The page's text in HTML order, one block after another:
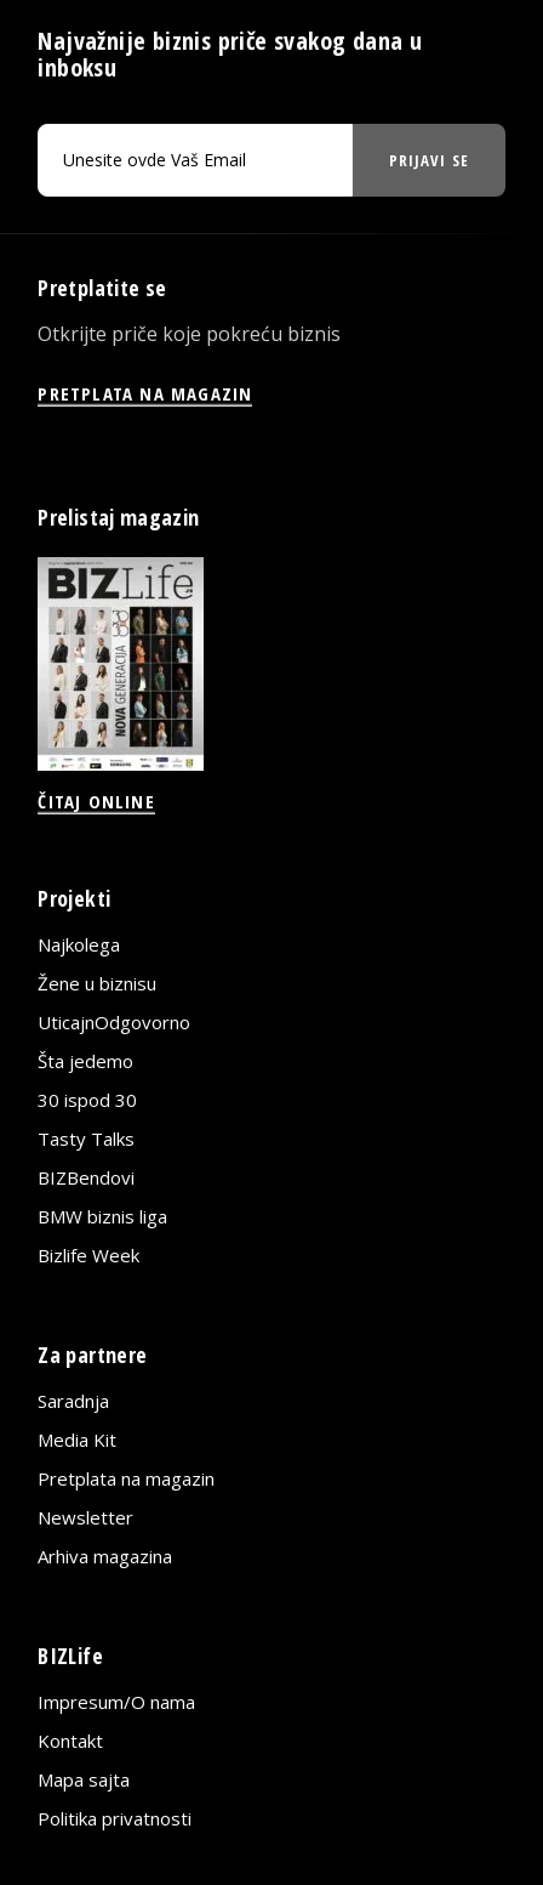
Najvažnije biznis priče svakog dana u
inboksu
PRIJAVI SE
Pretplatite se
Otkrijte priče koje pokreću biznis
PRETPLATA NA MAGAZIN
Prelistaj magazin
ČITAJ ONLINE
Projekti
Najkolega
Žene u biznisu
UticajnOdgovorno
Šta jedemo
30 ispod 30
Tasty Talks
BIZBendovi
BMW biznis liga
Bizlife Week
Za partnere
Saradnja
Media Kit
Pretplata na magazin
Newsletter
Arhiva magazina
BIZLife
Impresum/O nama
Kontakt
Mapa sajta
Politika privatnosti